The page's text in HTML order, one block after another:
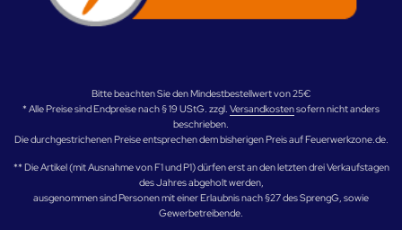
Bitte beachten Sie den Mindestbestellwert von 25€
* Alle Preise sind Endpreise nach § 19 UStG. zzgl. Versandkostensofern nicht anders
beschrieben.
Die durchgestrichenen Preise entsprechen dem bisherigen Preis auf Feuerwerkzone.de.
** Die Artikel (mit Ausnahme von F1 und P1) dürfen erst an den letzten drei Verkaufstagen
des Jahres abgeholt werden,
ausgenommen sind Personen mit einer Erlaubnis nach §27 des SprengG, sowie
Gewerbetreibende.